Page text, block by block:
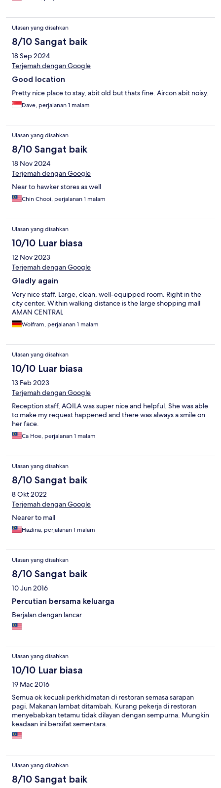
Ulasan yang disahkan
8/10 Sangat baik
18 Sep 2024
Terjemah dengan Google
Good location
Pretty nice place to stay, abit old but thats fine. Aircon abit noisy.
Dave, perjalanan 1 malam
Ulasan yang disahkan
8/10 Sangat baik
18 Nov 2024
Terjemah dengan Google
Near to hawker stores as well
Chin Chooi, perjalanan 1 malam
Ulasan yang disahkan
10/10 Luar biasa
12 Nov 2023
Terjemah dengan Google
Gladly again
Very nice staff. Large, clean, well-equipped room. Right in the
city center. Within walking distance is the large shopping mall
AMAN CENTRAL
Wolfram, perjalanan 1 malam
Ulasan yang disahkan
10/10 Luar biasa
13 Feb 2023
Terjemah dengan Google
Reception staff, AQILA was super nice and helpful. She was able
to make my request happened and there was always a smile on
her face.
Ca Hoe, perjalanan 1 malam
Ulasan yang disahkan
8/10 Sangat baik
8 Okt 2022
Terjemah dengan Google
Nearer to mall
Hazlina, perjalanan 1 malam
Ulasan yang disahkan
8/10 Sangat baik
10 Jun 2016
Percutian bersama keluarga
Berjalan dengan lancar
Ulasan yang disahkan
10/10 Luar biasa
19 Mac 2016
Semua ok kecuali perkhidmatan di restoran semasa sarapan
pagi. Makanan lambat ditambah. Kurang pekerja di restoran
menyebabkan tetamu tidak dilayan dengan sempurna. Mungkin
keadaan ini bersifat sementara.
Ulasan yang disahkan
8/10 Sangat baik